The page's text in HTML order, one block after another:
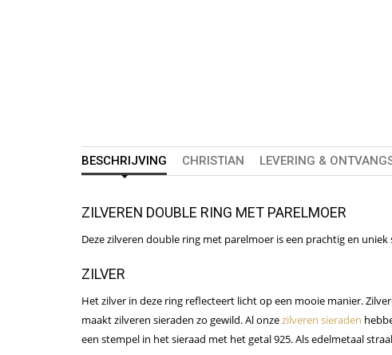
BESCHRIJVING CHRISTIAN LEVERING &
ZILVEREN DOUBLE RING MET PARELMOER
Deze zilveren double ring met parelmoer is een prachtig en uniek
ZILVER
Het zilver in deze ring reflecteert licht op een mooie manier.
maakt zilveren sieraden zo gewild. Al onzezilveren sieraden
een stempel in het sieraad met het getal 925. Als edelmetaal